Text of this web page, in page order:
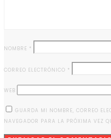
NOMBRE *
CORREO ELECTRÓNICO *
WEB
GUARDA MI NOMBRE, CORREO
NAVEGADOR PARA LA PRÓXIMA VEZ